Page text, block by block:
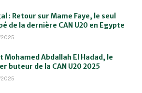
: Retour sur Mame Faye, le seul
de la dernière CAN U20 en Egypte
Mohamed Abdallah El Hadad, le
buteur de la CAN U20 2025